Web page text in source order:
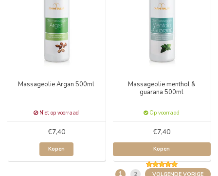
Massageolie Argan 500ml
Niet op voorraad
€7,40
Kopen
Massageolie menthol &
guarana 500ml
Op voorraad
€7,40
Kopen
1 2 VOLGENDE VORIGE